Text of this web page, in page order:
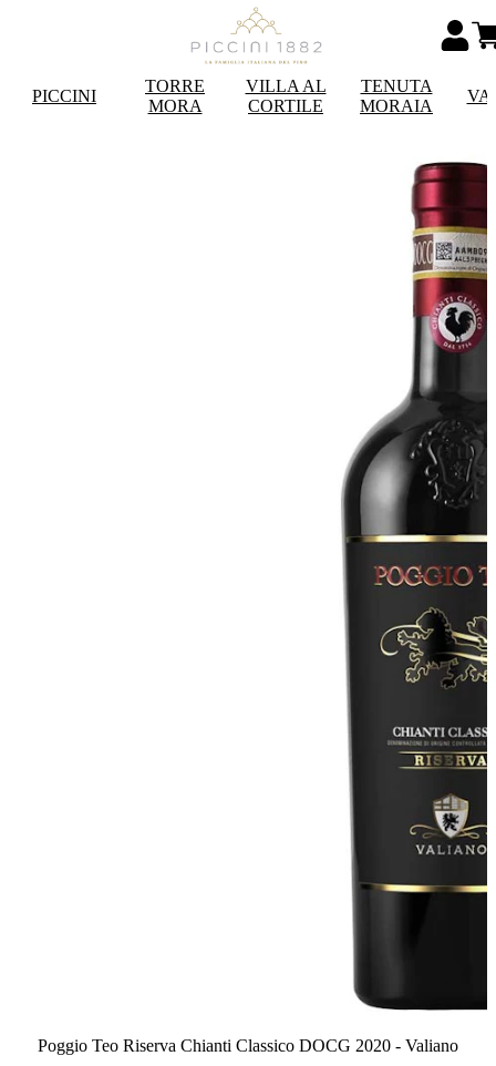
PICCINI
TORRE
MORA
VILLA AL
CORTILE
TENUTA
MORAIA
Poggio Teo Riserva Chianti Classico DOCG 2020 - Valiano